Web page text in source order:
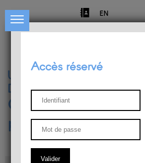
EN
Université de Liège
Département de philosophie
Centre de
phénoménologiques
Accès réservé